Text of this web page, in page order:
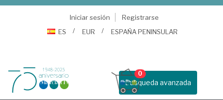
Iniciar sesión
Registrarse
ES
EUR ESPAÑA PENINSULAR
Busqueda avanzada
0